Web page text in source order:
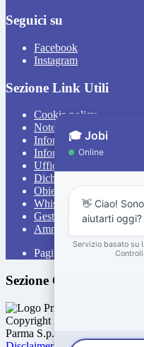
Seguici su
Facebook
Instagram
Sezione Link Utili
Cookie policy
Note legali
Informativa Privacy
Informativa Privacy
Ufficio Relazioni con il
Dichiarazione di
Obiettivi di accessibilità
Whistleblowing
Gestione consensi cookie
Amministrazione
Pagina visualizzata4870
Sezione Copyright
Copyright 2026 | Engineered
Parma S.p.A. | Divisione